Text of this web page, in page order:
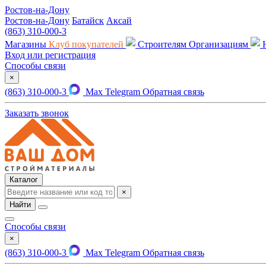
Ростов-на-Дону
Ростов-на-Дону Батайск Аксай
(863) 310-000-3
Магазины Клуб покупателей Строителям Организациям
Вход или регистрация
Способы связи
×
(863) 310-000-3 Max Telegram Обратная связь
Заказать звонок
Каталог
×
Найти
Способы связи
×
(863) 310-000-3 Max Telegram Обратная связь